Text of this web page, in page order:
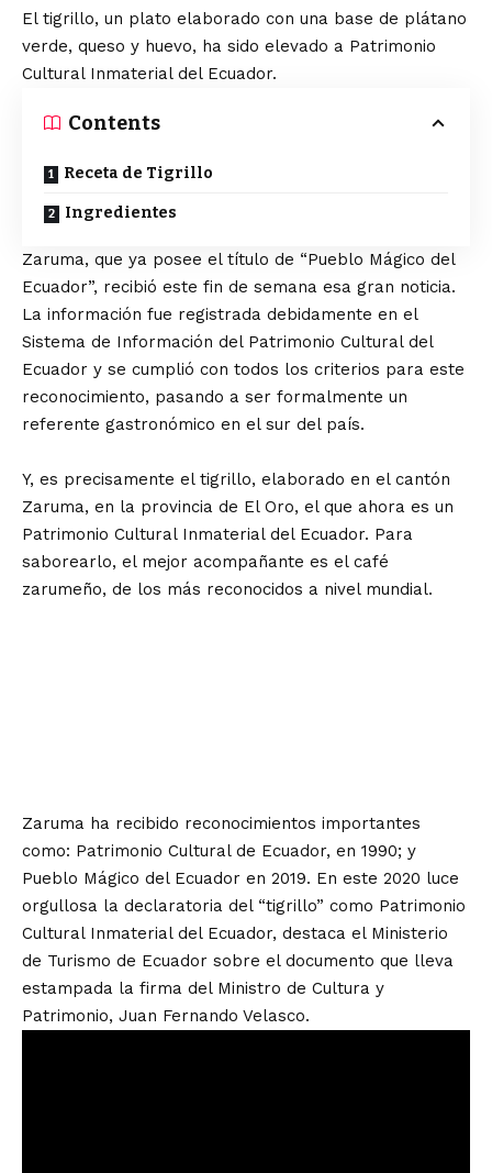
El tigrillo, un plato elaborado con una base de plátano
verde, queso y huevo, ha sido elevado a Patrimonio
Cultural Inmaterial del Ecuador.
Contents
Receta de Tigrillo
Ingredientes
Zaruma, que ya posee el título de “Pueblo Mágico del
Ecuador”, recibió este fin de semana esa gran noticia.
La información fue registrada debidamente en el
Sistema de Información del Patrimonio Cultural del
Ecuador y se cumplió con todos los criterios para este
reconocimiento, pasando a ser formalmente un
referente gastronómico en el sur del país.
Y, es precisamente el tigrillo, elaborado en el cantón
Zaruma, en la provincia de El Oro, el que ahora es un
Patrimonio Cultural Inmaterial del Ecuador. Para
saborearlo, el mejor acompañante es el café
zarumeño, de los más reconocidos a nivel mundial.
Zaruma ha recibido reconocimientos importantes
como: Patrimonio Cultural de Ecuador, en 1990; y
Pueblo Mágico del Ecuador en 2019. En este 2020 luce
orgullosa la declaratoria del “tigrillo” como Patrimonio
Cultural Inmaterial del Ecuador, destaca el Ministerio
de Turismo de Ecuador sobre el documento que lleva
estampada la firma del Ministro de Cultura y
Patrimonio, Juan Fernando Velasco.